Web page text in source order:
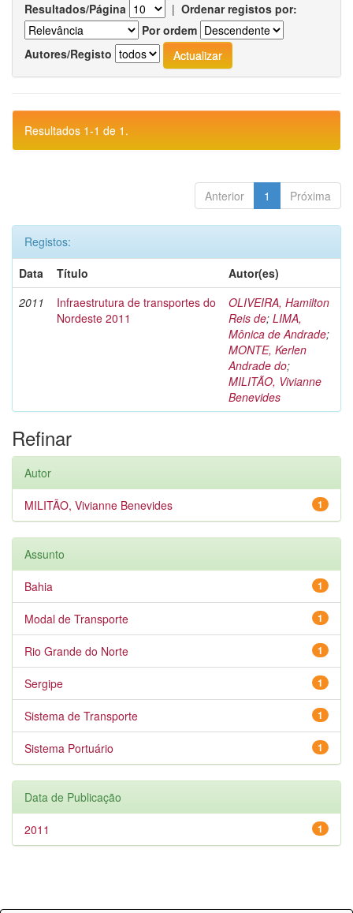
Resultados/Página | Ordenar registos por:
Por ordem
Autores/Registo
Resultados 1-1 de 1.
Anterior 1 Próxima
Registos:
Data
Título
Autor(es)
2011
Infraestrutura de transportes do
Nordeste 2011
OLIVEIRA, Hamilton
Reis de; LIMA,
Mônica de Andrade;
MONTE, Kerlen
Andrade do;
MILITÃO, Vivianne
Benevides
Refinar
Autor
1
MILITÃO, Vivianne Benevides
Assunto
1
Bahia
1
Modal de Transporte
1
Rio Grande do Norte
1
Sergipe
1
Sistema de Transporte
1
Sistema Portuário
Data de Publicação
1
2011